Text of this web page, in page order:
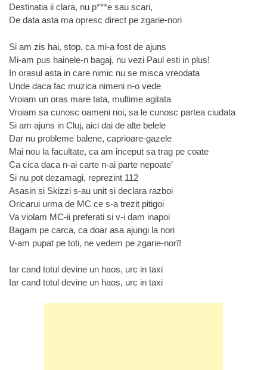
Destinatia ii clara, nu p***e sau scari,
De data asta ma opresc direct pe zgarie-nori
Si am zis hai, stop, ca mi-a fost de ajuns
Mi-am pus hainele-n bagaj, nu vezi Paul esti in plus!
In orasul asta in care nimic nu se misca vreodata
Unde daca fac muzica nimeni n-o vede
Vroiam un oras mare tata, multime agitata
Vroiam sa cunosc oameni noi, sa le cunosc partea ciudata
Si am ajuns in Cluj, aici dai de alte belele
Dar nu probleme balene, caprioare-gazele
Mai nou la facultate, ca am inceput sa trag pe coate
Ca cica daca n-ai carte n-ai parte nepoate’
Si nu pot dezamagi, reprezint 112
Asasin si Skizzi s-au unit si declara razboi
Oricarui urma de MC ce s-a trezit pitigoi
Va violam MC-ii preferati si v-i dam inapoi
Bagam pe carca, ca doar asa ajungi la nori
V-am pupat pe toti, ne vedem pe zgarie-norï!
Iar cand totul devine un haos, urc in taxi
Iar cand totul devine un haos, urc in taxi